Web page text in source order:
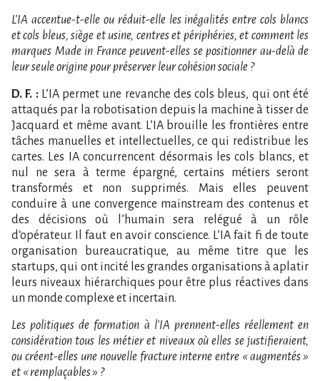
L’IA accentue-t-elle ou réduit-elle les inégalités entre cols blancs
et cols bleus, siège et usine, centres et périphéries, et comment les
marques Made in France peuvent-elles se positionner au-delà de
leur seule origine pour préserver leur cohésion sociale ?
D. F. : L’IA permet une revanche des cols bleus, qui ont été
attaqués par la robotisation depuis la machine à tisser de
Jacquard et même avant. L’IA brouille les frontières entre
tâches manuelles et intellectuelles, ce qui redistribue les
cartes. Les IA concurrencent désormais les cols blancs, et
nul ne sera à terme épargné, certains métiers seront
transformés et non supprimés. Mais elles peuvent
conduire à une convergence mainstream des contenus et
des décisions où l’humain sera relégué à un rôle
d‘opérateur. Il faut en avoir conscience. L’IA fait fi de toute
organisation bureaucratique, au même titre que les
startups, qui ont incité les grandes organisations à aplatir
leurs niveaux hiérarchiques pour être plus réactives dans
un monde complexe et incertain.
Les politiques de formation à l’IA prennent-elles réellement en
considération tous les métier et niveaux où elles se justifieraient,
ou créent-elles une nouvelle fracture interne entre « augmentés »
et « remplaçables » ?